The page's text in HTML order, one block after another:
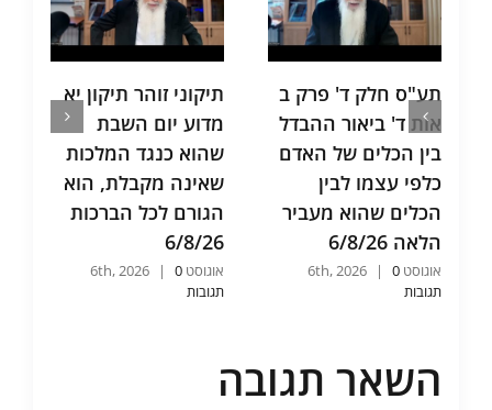
תע"ס חלק ד' פרק ב
אות ד' ביאור ההבדל
בין הכלים של האדם
כלפי עצמו לבין
הכלים שהוא מעביר
הלאה 6/8/26
אוגוסט 6th, 2026 |
0
תגובות
תיקוני זוהר תיקון יא
מדוע יום השבת
שהוא כנגד המלכות
שאינה מקבלת, הוא
הגורם לכל הברכות
6/8/26
אוגוסט 6th, 2026 |
0
תגובות
השאר תגובה